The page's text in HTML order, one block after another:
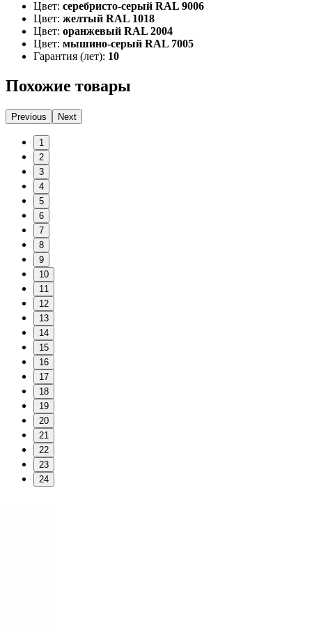
Цвет: серебристо-серый RAL 9006
Цвет: желтый RAL 1018
Цвет: оранжевый RAL 2004
Цвет: мышино-серый RAL 7005
Гарантия (лет): 10
Похожие товары
Previous Next
1
2
3
4
5
6
7
8
9
10
11
12
13
14
15
16
17
18
19
20
21
22
23
24